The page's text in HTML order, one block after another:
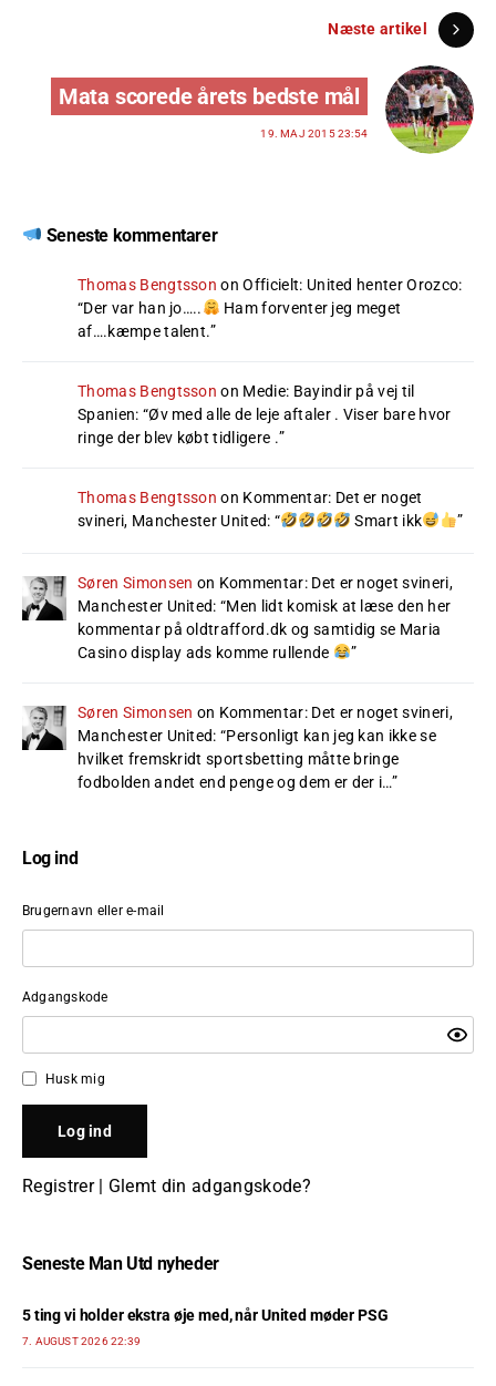
Næste artikel
Mata scorede årets bedste mål
19. MAJ 2015 23:54
Seneste kommentarer
Thomas Bengtsson onOfficielt: United henter Orozco:
“Der var han jo…..
Ham forventer jeg meget
af….kæmpe talent.”
Thomas Bengtsson on Medie: Bayindir på vej til
Spanien: “Øv med alle de leje aftaler . Viser bare hvor
ringe der blev købt tidligere .”
Thomas Bengtsson on Kommentar: Det er noget
svineri, Manchester United: “ Smart ikk ”
Søren Simonsen on Kommentar: Det er noget svineri,
Manchester United: “Men lidt komisk at læse den her
kommentar på oldtrafford.dk og samtidig se Maria
Casino display ads komme rullende
”
Søren Simonsen on Kommentar: Det er noget svineri,
Manchester United: “Personligt kan jeg kan ikke se
hvilket fremskridt sportsbetting måtte bringe
fodbolden andet end penge og dem er der i…”
Log ind
Brugernavn eller e-mail
Adgangskode
Husk mig
Registrer| Glemt din adgangskode?
Seneste Man Utd nyheder
5 ting vi holder ekstra øje med, når United møder PSG
7. AUGUST 2026 22:39